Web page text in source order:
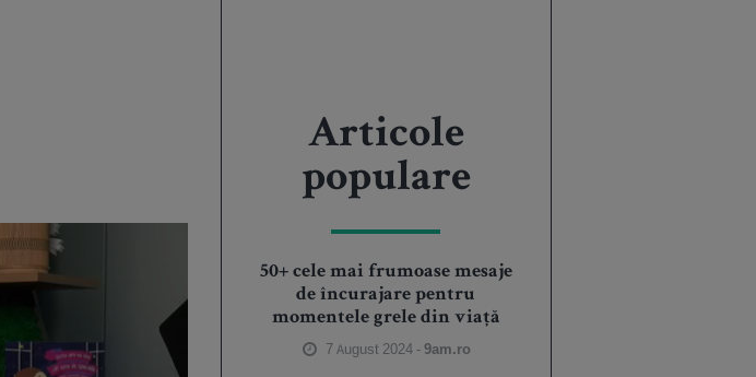
Articole
populare
50+ cele mai frumoase mesaje
de încurajare pentru
momentele grele din viață
7 August 2024 -9am.ro